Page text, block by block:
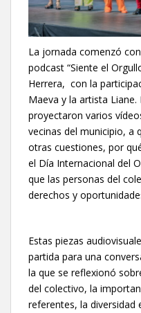
La jornada comenzó
podcast “Siente el
Herrera, con la
Maeva y la artista
proyectaron varios
vecinas del municipio, a
otras cuestiones, por
el Día Internacional del
que las personas del
derechos y
Estas piezas
partida para una
la que se reflexionó
del colectivo, la
referentes, la diversidad